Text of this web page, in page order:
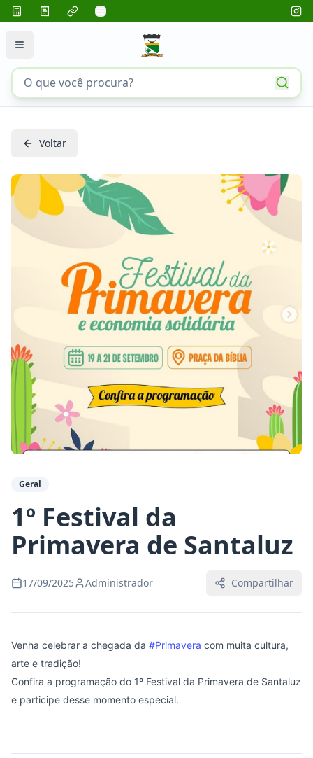
Voltar
Geral
1º Festival da
Primavera de Santaluz
17/09/2025 Administrador Compartilhar
Venha celebrar a chegada da #Primavera com muita cultura,
arte e tradição!
Confira a programação do 1º Festival da Primavera de Santaluz
e participe desse momento especial.